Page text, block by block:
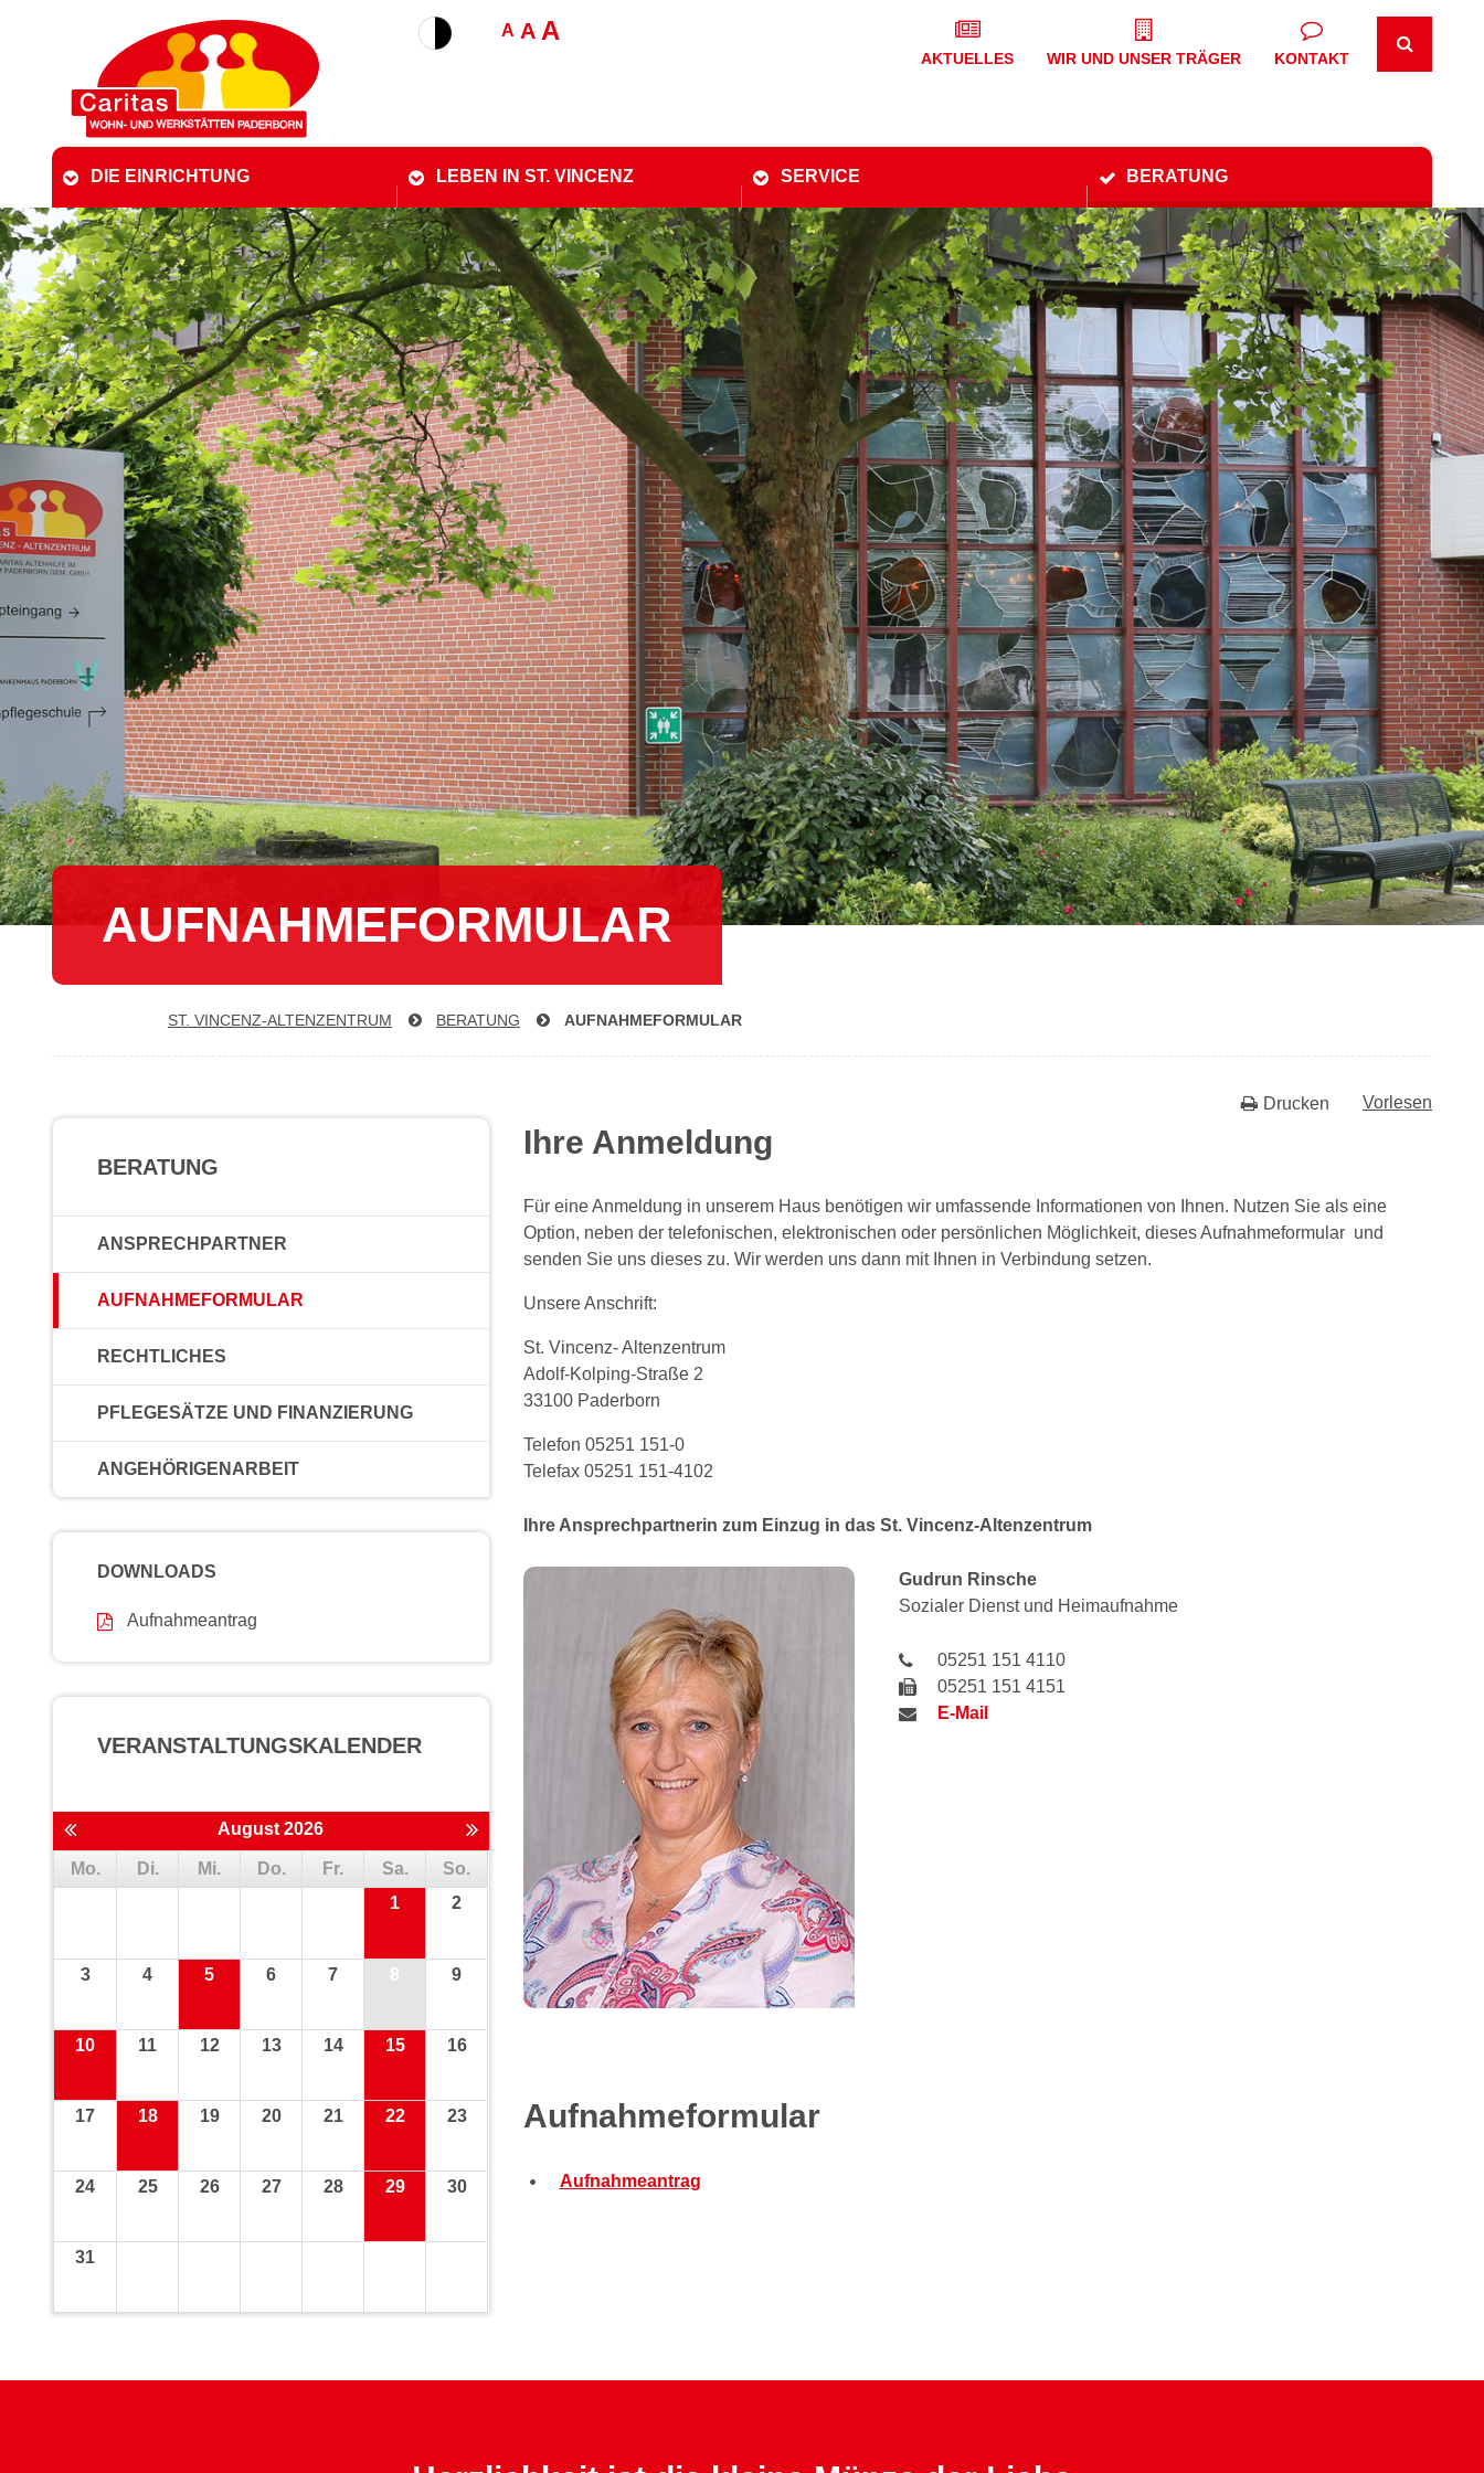
A A A
AKTUELLES WIR UND UNSER TRÄGER KONTAKT
DIE EINRICHTUNG LEBEN IN ST. VINCENZ SERVICE BERATUNG
AUF­NAH­ME­FOR­MU­LAR
ST. VIN­CENZ-AL­TEN­ZEN­TRUM BERATUNG AUF­NAH­ME­FOR­MU­LAR
Vorlesen
Drucken
Ihre Anmeldung
Für eine Anmeldung in unserem Haus benötigen wir umfassende Informationen von Ihnen. Nutzen Sie als eine
Option, neben der telefonischen, elektronischen oder persönlichen Möglichkeit, dieses Aufnahmeformular und
senden Sie uns dieses zu. Wir werden uns dann mit Ihnen in Verbindung setzen.
Unsere Anschrift:
St. Vincenz- Altenzentrum
Adolf-Kolping-Straße 2
33100 Paderborn
Telefon 05251 151-0
Telefax 05251 151-4102
Ihre Ansprechpartnerin zum Einzug in das St. Vincenz-Altenzentrum
Gudrun Rinsche
Sozialer Dienst und Heimaufnahme
05251 151 4110
05251 151 4151
E-Mail
Aufnahmeformular
Aufnahmeantrag
BERATUNG
ANSPRECHPARTNER
AUFNAHMEFORMULAR
RECHTLICHES
PFLEGESÄTZE UND FINANZIERUNG
ANGEHÖRIGENARBEIT
DOWNLOADS
Aufnahmeantrag
VERANSTALTUNGS­KALENDER
August 2026
Mo. Di. Mi. Do. Fr. Sa.
So.
1
2
3 4 5 6 7 8 9
10 11 12 13 14 15 16
17 18 19 20 21 22 23
24 25 26 27 28 29 30
31